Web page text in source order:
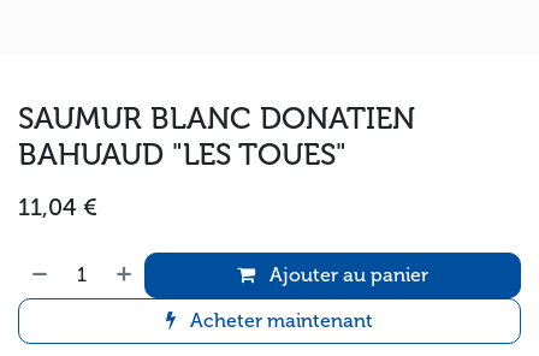
SAUMUR BLANC DONATIEN
BAHUAUD "LES TOUES"
11,04 €
Ajouter au panier
Acheter maintenant